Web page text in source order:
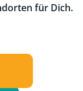
für Dich.